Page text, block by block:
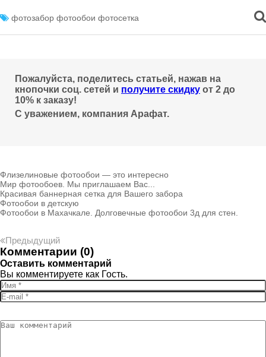
фотозабор фотообои фотосетка
Пожалуйста, поделитесь статьей, нажав на
кнопочки соц. сетей и получите скидку от 2 до
10% к заказу!
С уважением, компания Арафат.
Флизелиновые фотообои — это интересно
Мир фотообоев. Мы приглашаем Вас...
Красивая баннерная сетка для Вашего забора
Фотообои в детскую
Фотообои в Махачкале. Долговечные фотообои 3д для стен.
Предыдущий
Комментарии (0)
Оставить комментарий
Вы комментируете как Гость.